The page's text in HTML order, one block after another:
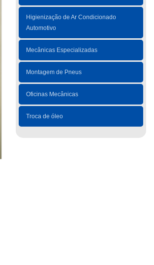
Higienização de Ar Condicionado
Automotivo
Mecânicas Especializadas
Montagem de Pneus
Oficinas Mecânicas
Troca de óleo